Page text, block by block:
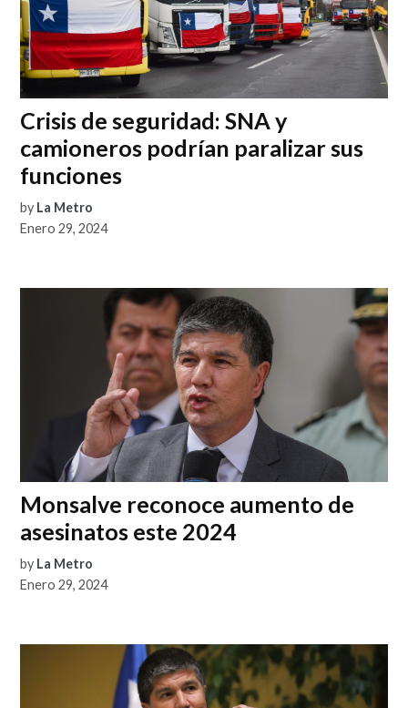
Crisis de seguridad: SNA y
camioneros podrían paralizar sus
funciones
by La Metro
Enero 29, 2024
Monsalve reconoce aumento de
asesinatos este 2024
by La Metro
Enero 29, 2024